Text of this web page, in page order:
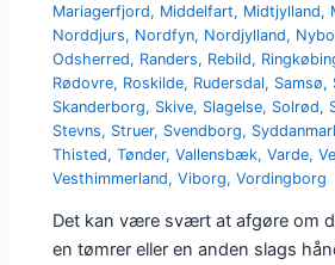
Mariagerfjord, Middelfart, Midtjylland,
Norddjurs, Nordfyn, Nordjylland,
Odsherred, Randers, Rebild,
Rødovre, Roskilde, Rudersdal, Samsø,
Skanderborg, Skive, Slagelse, Solrød,
Stevns, Struer, Svendborg,
Thisted,Tønder,Vallensbæk,Varde,
Vesthimmerland,Viborg,Vordingborg
Det kan være svært at afgøre om
en tømrer eller en anden slags